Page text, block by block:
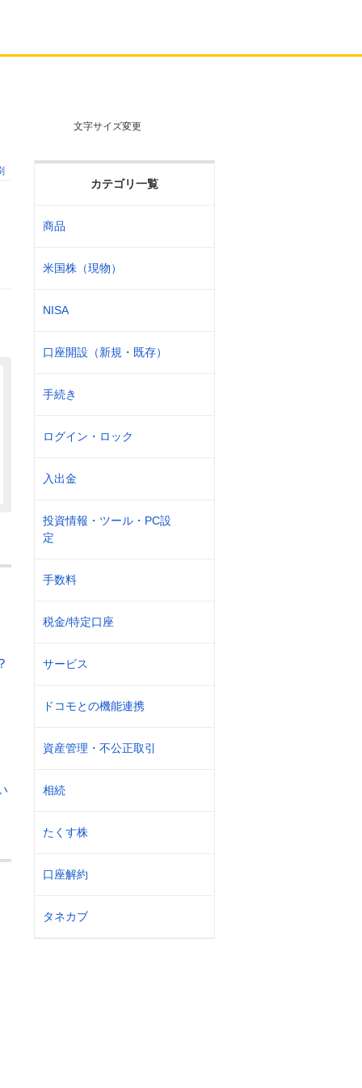
文字サイズ変更
カテゴリ一覧
商品
米国株（現物）
NISA
口座開設（新規・既存）
手続き
ログイン・ロック
入出金
投資情報・ツール・PC設
定
手数料
税金/特定口座
サービス
ドコモとの機能連携
資産管理・不公正取引
相続
たくす株
口座解約
タネカブ